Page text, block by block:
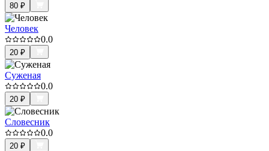
80 ₽
Человек
0.0
20 ₽
Суженая
0.0
20 ₽
Словесник
0.0
20 ₽